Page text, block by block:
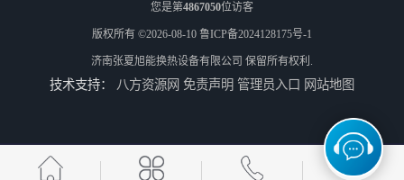
您是第4867050位访客
版权所有 ©2026-08-10 鲁ICP备2024128175号-1
济南张夏旭能换热设备有限公司 保留所有权利.
技术支持： 八方资源网 免责声明 管理员入口 网站地图